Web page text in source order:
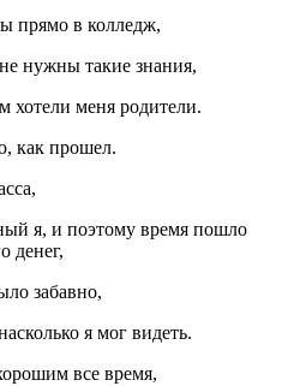
прямо в колледж,
нужны такие знания,
хотели меня родители.
как прошел.
я, и поэтому время пошло
денег,
забавно,
я мог видеть.
все время,